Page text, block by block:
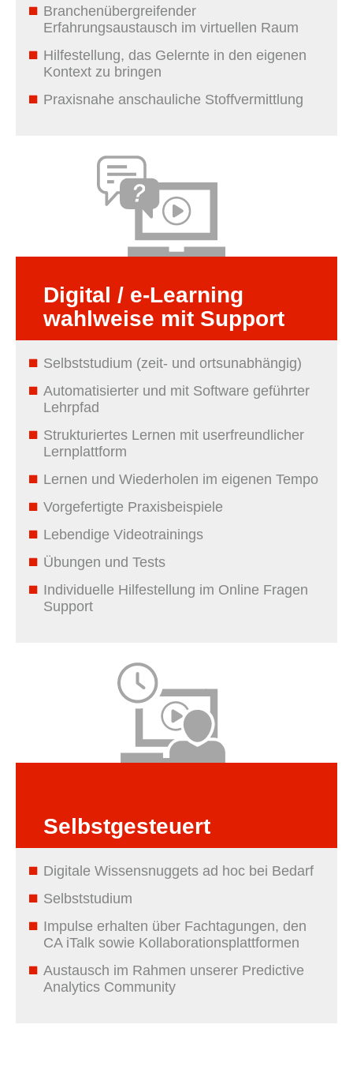
Branchenübergreifender
Erfahrungsaustausch im virtuellen Raum
Hilfestellung, das Gelernte in den eigenen
Kontext zu bringen
Praxisnahe anschauliche Stoffvermittlung
Digital / e-Learning
wahlweise mit Support
Selbststudium (zeit- und ortsunabhängig)
Automatisierter und mit Software geführter
Lehrpfad
Strukturiertes Lernen mit userfreundlicher
Lernplattform
Lernen und Wiederholen im eigenen Tempo
Vorgefertigte Praxisbeispiele
Lebendige Videotrainings
Übungen und Tests
Individuelle Hilfestellung im Online Fragen
Support
Selbstgesteuert
Digitale Wissensnuggets ad hoc bei Bedarf
Selbststudium
Impulse erhalten über Fachtagungen, den
CA iTalk sowie Kollaborationsplattformen
Austausch im Rahmen unserer Predictive
Analytics Community